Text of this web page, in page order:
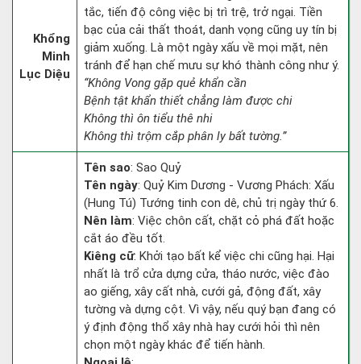
Khổng
Minh
Lục Diệu
tắc, tiến độ công việc bị trì trệ, trở ngại. Tiền
bạc của cải thất thoát, danh vọng cũng uy tín bị
giảm xuống. Là một ngày xấu về mọi mặt, nên
tránh để hạn chế mưu sự khó thành công như ý.
“Không Vong gặp quẻ khẩn cần
Bệnh tật khẩn thiết chẳng làm được chi
Không thì ôn tiểu thê nhi
Không thì trộm cắp phân ly bất tường.”
Tên sao: Sao Quỷ
Tên ngày: Quỷ Kim Dương - Vương Phách: Xấu
(Hung Tú) Tướng tinh con dê, chủ trị ngày thứ 6.
Nên làm: Việc chôn cất, chặt cỏ phá đất hoặc
cắt áo đều tốt.
Kiêng cữ: Khởi tạo bất kể việc chi cũng hại. Hại
nhất là trổ cửa dựng cửa, tháo nước, việc đào
ao giếng, xây cất nhà, cưới gả, động đất, xây
tường và dựng cột. Vì vậy, nếu quý bạn đang có
ý định động thổ xây nhà hay cưới hỏi thì nên
chọn một ngày khác để tiến hành.